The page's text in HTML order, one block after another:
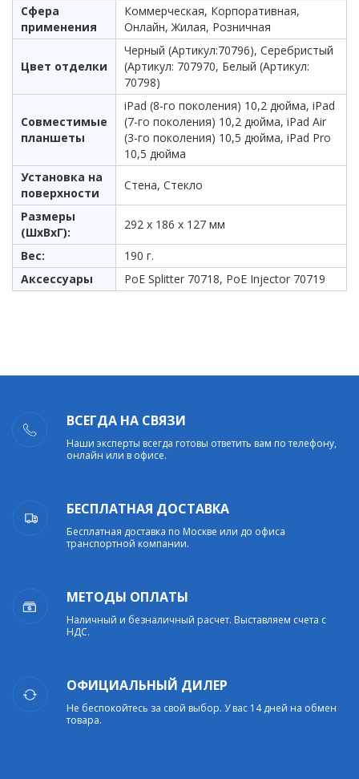
Сфера
применения
Коммерческая, Корпоративная,
Онлайн, Жилая, Розничная
Цвет отделки
Черный (Артикул:70796), Серебристый
(Артикул: 707970, Белый (Артикул:
70798)
Совместимые
планшеты
iPad (8-го поколения) 10,2 дюйма, iPad
(7-го поколения) 10,2 дюйма, iPad Air
(3-го поколения) 10,5 дюйма, iPad Pro
10,5 дюйма
Установка на
поверхности
Стена, Стекло
Размеры
(ШхВхГ):
292 х 186 х 127 мм
Вес:
190 г.
Аксессуары
PoE Splitter 70718, PoE Injector 70719
ВСЕГДА НА СВЯЗИ
Наши эксперты всегда готовы ответить вам по телефону,
онлайн или в офисе.
БЕСПЛАТНАЯ ДОСТАВКА
Бесплатная доставка по Москве или до офиса
транспортной компании.
МЕТОДЫ ОПЛАТЫ
Наличный и безналичный расчет. Выставляем счета с
НДС.
ОФИЦИАЛЬНЫЙ ДИЛЕР
Не беспокойтесь за свой выбор. У вас 14 дней на обмен
товара.